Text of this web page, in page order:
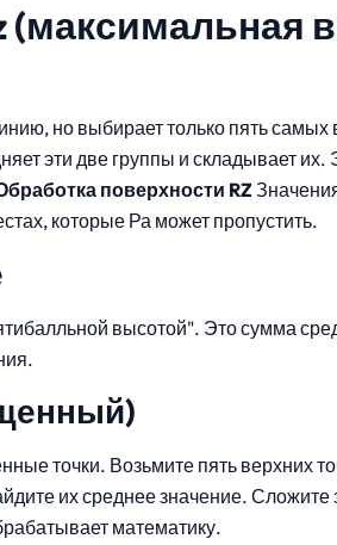
(максимальная
но выбирает только пять
эти две группы и складывает
поверхности RZ
которые Ра может пропустить.
высотой". Это сумма
точки. Возьмите пять верхних
их среднее значение.
математику.